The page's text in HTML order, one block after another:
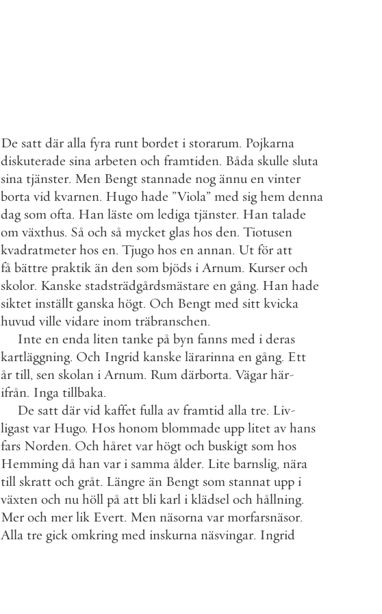
De satt där alla fyra runt bordet i storarum. Pojkarna
diskuterade sina arbeten och framtiden. Båda skulle sluta
sina tjänster. Men Bengt stannade nog ännu en vinter
borta vid kvarnen. Hugo hade ”Viola” med sig hem denna
dag som ofta. Han läste om lediga tjänster. Han talade
om växthus. Så och så mycket glas hos den. Tiotusen
kvadratmeter hos en. Tjugo hos en annan. Ut för att
få bättre praktik än den som bjöds i Arnum. Kurser och
skolor. Kanske stadsträdgårdsmästare en gång. Han hade
siktet inställt ganska högt. Och Bengt med sitt kvicka
huvud ville vidare inom träbranschen.
Inte en enda liten tanke på byn fanns med i deras
kartläggning. Och Ingrid kanske lärarinna en gång. Ett
år till, sen skolan i Arnum. Rum därborta. Vägar här-
ifrån. Inga tillbaka.
De satt där vid kaffet fulla av framtid alla tre. Liv-
ligast var Hugo. Hos honom blommade upp litet av hans
fars Norden. Och håret var högt och buskigt som hos
Hemming då han var i samma ålder. Lite barnslig, nära
till skratt och gråt. Längre än Bengt som stannat upp i
växten och nu höll på att bli karl i klädsel och hållning.
Mer och mer lik Evert. Men näsorna var morfarsnäsor.
Alla tre gick omkring med inskurna näsvingar. Ingrid